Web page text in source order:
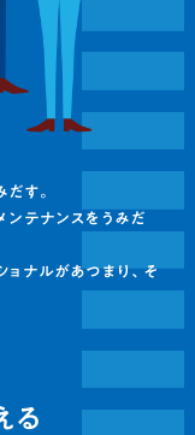
す。
ンテナンスをうみだ
ナルがあつまり、そ
る